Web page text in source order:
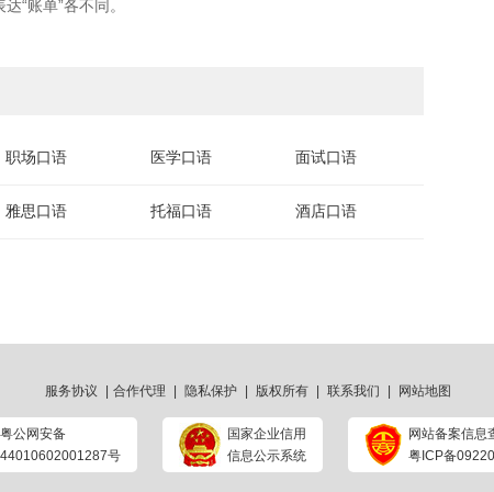
“账单”各不同。
职场口语 医学口语 面试口语
雅思口语 托福口语 酒店口语
服务协议 合作代理 隐私保护 版权所有 联系我们 网站地图
粤公网安备
44010602001287号
国家企业信用
信息公示系统
网站备案信息
粤ICP备